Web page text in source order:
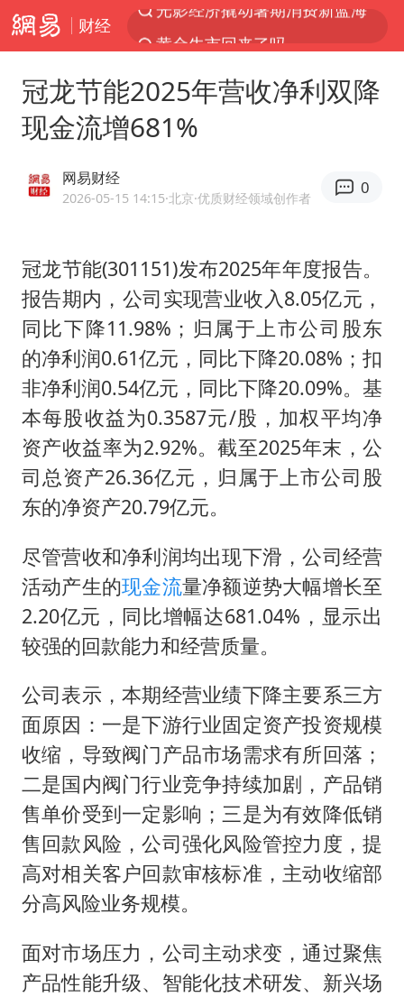
财经
黄金牛市回来了吗
新疆优化调整景区内自驾服务费
上四休三，但降薪1000元，你接受吗？
白海豚将正面袭击贯穿浙江
《欢迎来龙餐馆》口碑
酒店花洒现排泄物住客索赔遭拒
微信又有新功能，你可以“撤回”你的撤回了！
几元成本的AI广告导致千万市值蒸发
酒店回应车内过夜被收150元
杭州全市有序停课
“不怕六爷挂得多 就怕六爷挂一颗”
乐享全民健身 共筑健康中国
冠龙节能2025年营收净利双降
现金流增681%
网易财经
2026-05-15 14:15·北京·优质财经领域创作者
0
冠龙节能(301151)发布2025年年度报告。
报告期内，公司实现营业收入8.05亿元，
同比下降11.98%；归属于上市公司股东
的净利润0.61亿元，同比下降20.08%；扣
非净利润0.54亿元，同比下降20.09%。基
本每股收益为0.3587元/股，加权平均净
资产收益率为2.92%。截至2025年末，公
司总资产26.36亿元，归属于上市公司股
东的净资产20.79亿元。
尽管营收和净利润均出现下滑，公司经营
活动产生的现金流量净额逆势大幅增长至
2.20亿元，同比增幅达681.04%，显示出
较强的回款能力和经营质量。
公司表示，本期经营业绩下降主要系三方
面原因：一是下游行业固定资产投资规模
收缩，导致阀门产品市场需求有所回落；
二是国内阀门行业竞争持续加剧，产品销
售单价受到一定影响；三是为有效降低销
售回款风险，公司强化风险管控力度，提
高对相关客户回款审核标准，主动收缩部
分高风险业务规模。
面对市场压力，公司主动求变，通过聚焦
产品性能升级、智能化技术研发、新兴场